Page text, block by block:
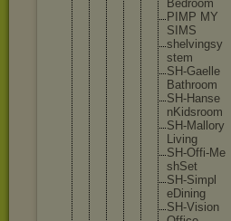
Bedroom
PI MP MY
SI MS
shel vingsy
stem
SH-Gae e
Bathroom
SH-Hanse
nKidsroom
SH-Mal lory
Living
SH-Offi-Me
shSet
SH-Simpl
eDining
SH-Vision